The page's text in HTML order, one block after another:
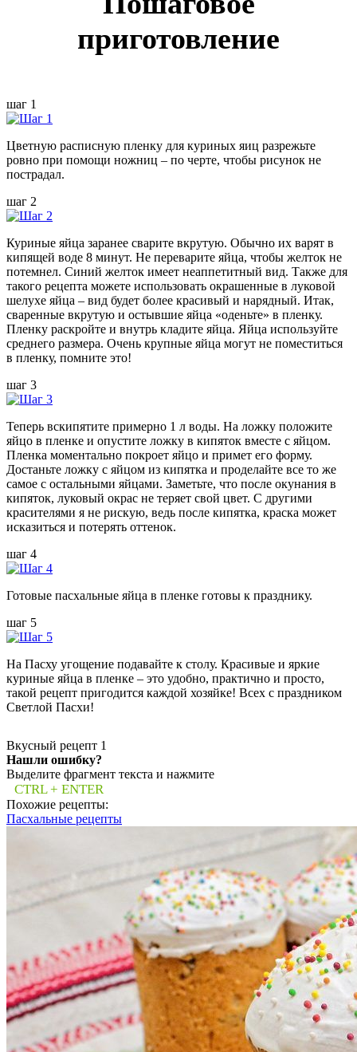
приготовление
шаг 1
Цветную расписную пленку для куриных яиц разрежьте
ровно при помощи ножниц – по черте, чтобы рисунок не
пострадал.
шаг 2
Куриные яйца заранее сварите вкрутую. Обычно их варят в
кипящей воде 8 минут. Не переварите яйца, чтобы желток не
потемнел. Синий желток имеет неаппетитный вид. Также для
такого рецепта можете использовать окрашенные в луковой
шелухе яйца – вид будет более красивый и нарядный. Итак,
сваренные вкрутую и остывшие яйца «оденьте» в пленку.
Пленку раскройте и внутрь кладите яйца. Яйца используйте
среднего размера. Очень крупные яйца могут не поместиться
в пленку, помните это!
шаг 3
Теперь вскипятите примерно 1 л воды. На ложку положите
яйцо в пленке и опустите ложку в кипяток вместе с яйцом.
Пленка моментально покроет яйцо и примет его форму.
Достаньте ложку с яйцом из кипятка и проделайте все то же
самое с остальными яйцами. Заметьте, что после окунания в
кипяток, луковый окрас не теряет свой цвет. С другими
красителями я не рискую, ведь после кипятка, краска может
исказиться и потерять оттенок.
шаг 4
Готовые пасхальные яйца в пленке готовы к празднику.
шаг 5
На Пасху угощение подавайте к столу. Красивые и яркие
куриные яйца в пленке – это удобно, практично и просто,
такой рецепт пригодится каждой хозяйке! Всех с праздником
Светлой Пасхи!
Вкусный рецепт 1
Нашли ошибку?
Выделите фрагмент текста и нажмите
CTRL + ENTER
Похожие рецепты:
Пасхальные рецепты